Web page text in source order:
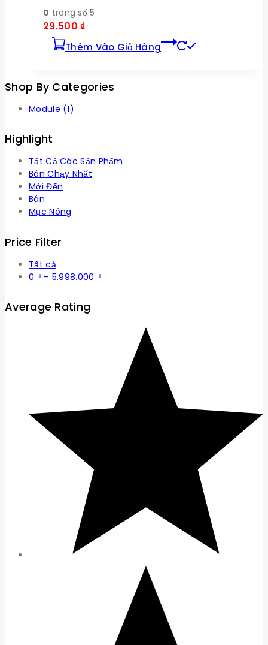
0 trong số 5
29.500 ₫
Thêm Vào Giỏ Hàng
Shop By Categories
Module (1)
Highlight
Tất Cả Các Sản Phẩm
Bán Chạy Nhất
Mới Đến
Bán
Mục Nóng
Price Filter
Tất cả
0 ₫ – 5.998.000 ₫
5.998.000 ₫
Average Rating